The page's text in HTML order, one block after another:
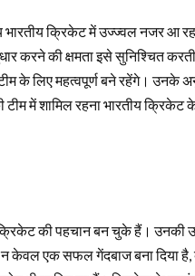
भारतीय क्रिकेट में उज्ज्वल नजर आ
करने की क्षमता इसे सुनिश्चित
टीम के लिए महत्वपूर्ण बने रहेंगे। उनके
में शामिल रहना भारतीय क्रिकेट
की पहचान बन चुके हैं। उनकी
न केवल एक सफल गेंदबाज बना दिया है,